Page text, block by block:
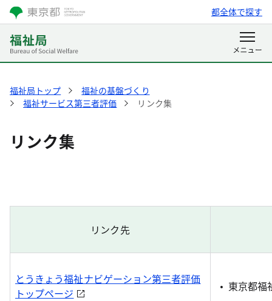
都全体で探す
福祉局トップ
福祉の基盤づくり
福祉サービス第三者評価
リンク集
リンク集
リンク先
とうきょう福祉ナビゲーション第三者評価
トップページ
東京都福